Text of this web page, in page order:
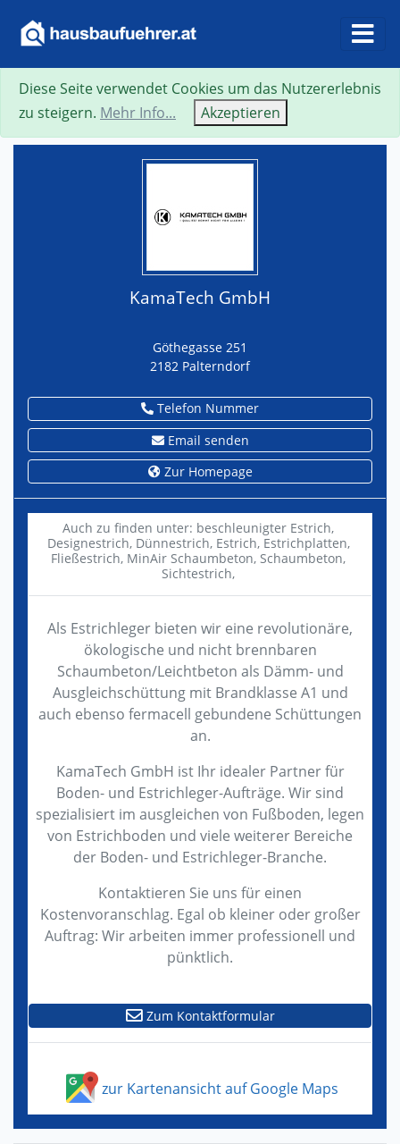
Suche Neue Suche Zurück
KamaTech GmbH
Göthegasse 251
2182 Palterndorf
Telefon Nummer
Email senden
Zur Homepage
Auch zu finden unter: beschleunigter Estrich,
Designestrich, Dünnestrich, Estrich, Estrichplatten,
Fließestrich, MinAir Schaumbeton, Schaumbeton,
Sichtestrich,
Als Estrichleger bieten wir eine revolutionäre,
ökologische und nicht brennbaren
Schaumbeton/Leichtbeton als Dämm- und
Ausgleichschüttung mit Brandklasse A1 und
auch ebenso fermacell gebundene Schüttungen
an.
KamaTech GmbH ist Ihr idealer Partner für
Boden- und Estrichleger-Aufträge. Wir sind
spezialisiert im ausgleichen von Fußboden, legen
von Estrichboden und viele weiterer Bereiche
der Boden- und Estrichleger-Branche.
Kontaktieren Sie uns für einen
Kostenvoranschlag. Egal ob kleiner oder großer
Auftrag: Wir arbeiten immer professionell und
pünktlich.
Zum Kontaktformular
zur Kartenansicht auf Google Maps
Diese Seite verwendet Cookies um das Nutzererlebnis
zu steigern. Mehr Info... Akzeptieren